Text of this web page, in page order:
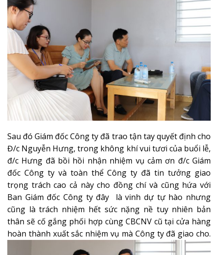
Sau đó Giám đốc Công ty đã trao tận tay quyết định cho
Đ/c Nguyễn Hưng, trong không khí vui tươi của buổi lễ,
đ/c Hưng đã bồi hồi nhận nhiệm vụ cảm ơn đ/c Giám
đốc Công ty và toàn thể Công ty đã tin tưởng giao
trọng trách cao cả này cho đồng chí và cũng hứa với
Ban Giám đốc Công ty đây là vinh dự tự hào nhưng
cũng là trách nhiệm hết sức nặng nề tuy nhiên bản
thân sẽ cố gắng phối hợp cùng CBCNV cũ tại cửa hàng
hoàn thành xuất sắc nhiệm vụ mà Công ty đã giao cho.